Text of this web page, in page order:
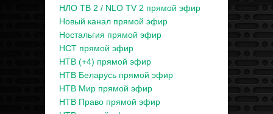
НЛО ТВ 2 / NLO TV 2 прямой эфир
Новый канал прямой эфир
Ностальгия прямой эфир
НСТ прямой эфир
НТВ (+4) прямой эфир
НТВ Беларусь прямой эфир
НТВ Мир прямой эфир
НТВ Право прямой эфир